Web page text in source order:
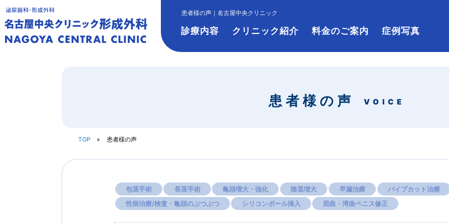
患者様の声｜名古屋中央クリニック
診療内容 クリニック紹介 料金のご案内 症例写真
患者様の声 VOICE
TOP 患者様の声
包茎手術 長茎手術 亀頭増大・強化 陰茎増大 早漏治療
パイプカット治療
性病治療/検査・亀頭のぶつぶつ
シリコンボール挿入 屈曲・湾曲ペニス修正